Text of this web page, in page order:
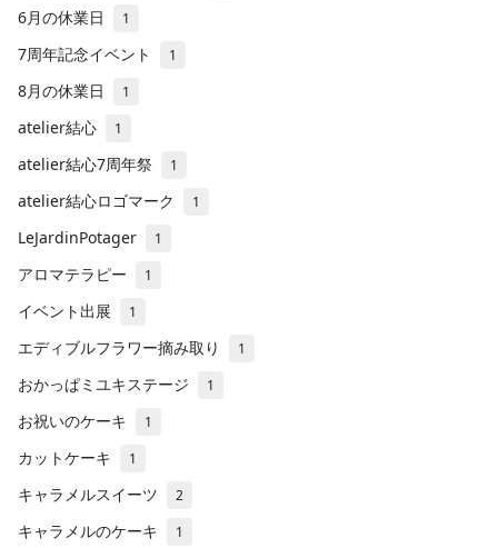
6月の休業日 1
7周年記念イベント 1
8月の休業日 1
atelier結心 1
atelier結心7周年祭 1
atelier結心ロゴマーク 1
LeJardinPotager 1
アロマテラピー 1
イベント出展 1
エディブルフラワー摘み取り 1
おかっぱミユキステージ 1
お祝いのケーキ 1
カットケーキ 1
キャラメルスイーツ 2
キャラメルのケーキ 1